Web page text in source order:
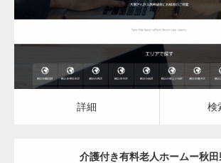
詳細 検索サイト
詳細 検
介護付き有料老人ホームー秋田